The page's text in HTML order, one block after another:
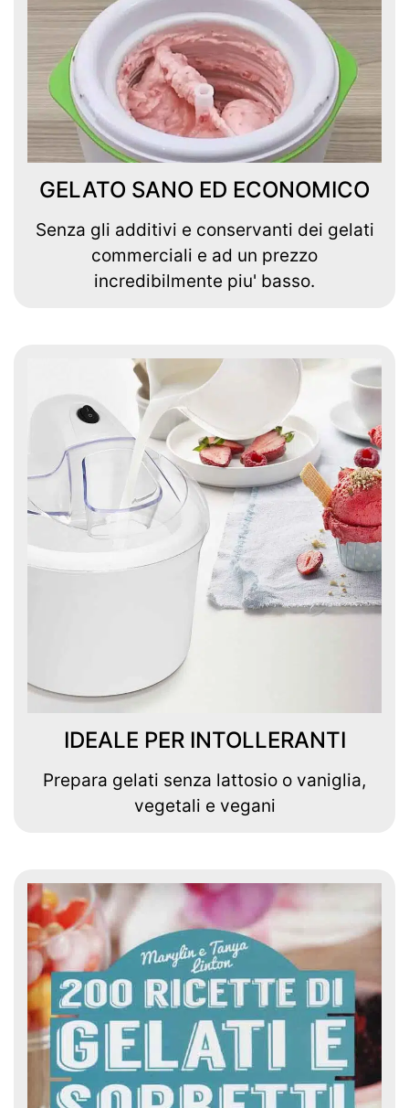
GELATO SANO ED ECONOMICO
Senza gli additivi e conservanti dei gelati
commerciali e ad un prezzo
incredibilmente piu' basso.
IDEALE PER INTOLLERANTI
Prepara gelati senza lattosio o vaniglia,
vegetali e vegani